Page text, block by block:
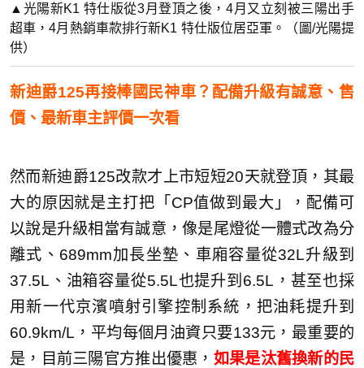
▲光陽新K1 特仕版從3月登頂之後，4月又立刻被三陽出手
超車，4月熱銷車款排行新K1 特仕版位居亞軍。（圖/光陽提
供）
新迪爵125再接棒國民神車？配備升級有誠意、售
價、最新車主評價一次看
然而新迪爵125改款才上市短短20天就登頂，其最
大的原因就是主打把「CP值做到最大」，配備可
以說是升級相當有誠意，像是尾燈從一體式改為分
離式、689mm加長坐墊、車廂容量從32L升級到
37.5L、油箱容量從5.5L也提升到6.5L，甚至也採
用新一代京濱噴射引擎控制系統，把油耗提升到
60.9km/L，平均每個月油資只要133元，最重要的
是，目前三陽官方推出優惠， 如果是汰舊換新的民